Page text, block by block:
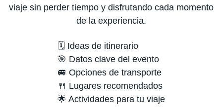
viaje sin perder tiempo y disfrutando cada momento
de la experiencia.
🗓️ Ideas de itinerario
🎯 Datos clave del evento
🚐 Opciones de transporte
🍴 Lugares recomendados
🌟 Actividades para tu viaje